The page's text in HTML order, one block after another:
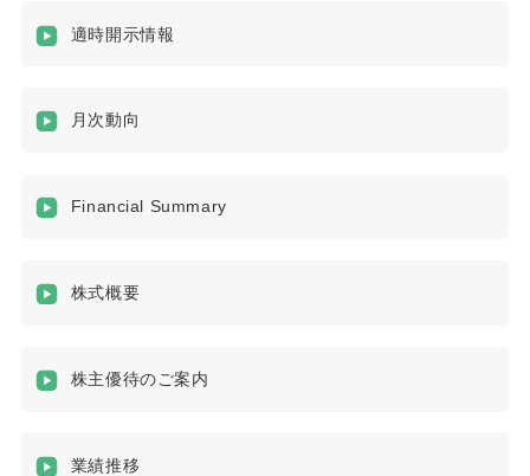
適時開示情報
月次動向
Financial Summary
株式概要
株主優待のご案内
業績推移